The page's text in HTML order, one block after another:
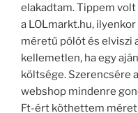
elakadtam. Tippem
a LOLmarkt.hu,
méretű pólót és elviszi
kellemetlen, ha egy
költsége. Szerencsére
webshop mindenre
Ft-ért köthettem